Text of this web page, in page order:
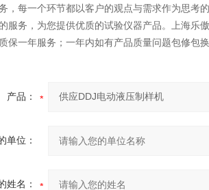
，每一个环节都以客户的观点与需求作为思考
服务，为您提供优质的试验仪器产品。上海乐
保一年服务；一年内如有产品质量问题包修包
产品：
单位：
姓名：